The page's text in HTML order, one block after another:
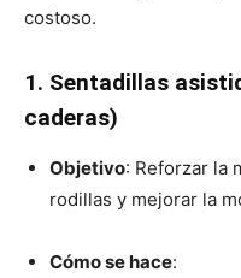
costoso.
1. Sentadillas
caderas)
Objetivo: Reforzar la
rodillas y mejorar la
Cómo se hace: